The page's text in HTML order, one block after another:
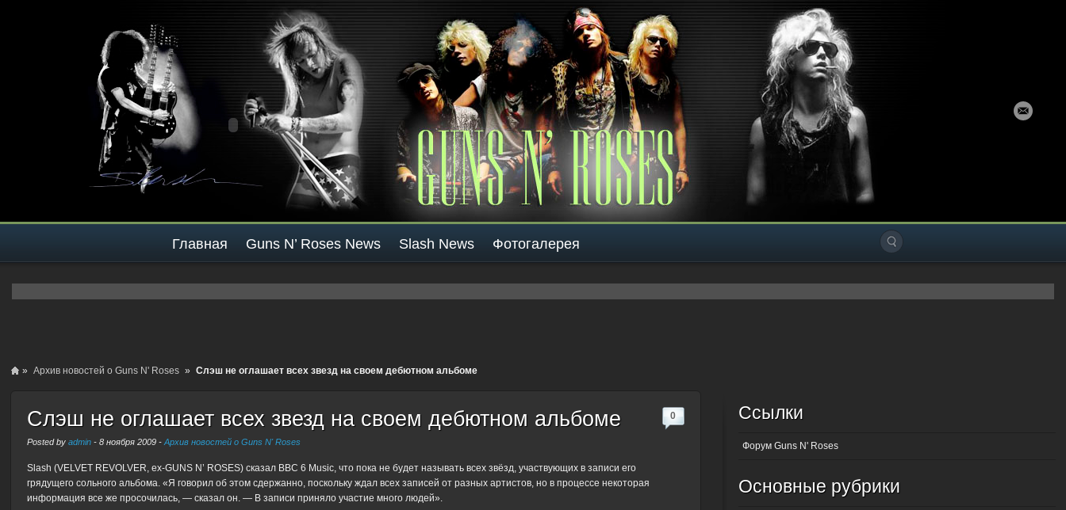
Главная Guns N’ Roses News Slash News Фотогалерея
» Архив новостей о Guns N' Roses » Слэш не оглашает всех звезд на своем дебютном альбоме
Слэш не оглашает всех звезд на своем дебютном альбоме
Posted byadmin -8 ноября 2009 -Архив новостей о Guns N' Roses
0
Slash (VELVET REVOLVER, ex-GUNS N’ ROSES) сказал BBC 6 Music, что пока не будет называть всех звёзд, участвующих в записи его
грядущего сольного альбома. «Я говорил об этом сдержанно, поскольку ждал всех записей от разных артистов, но в процессе некоторая
информация все же просочилась, — сказал он. — В записи приняло участие много людей».
Ссылки
Форум Guns N' Roses
Основные рубрики